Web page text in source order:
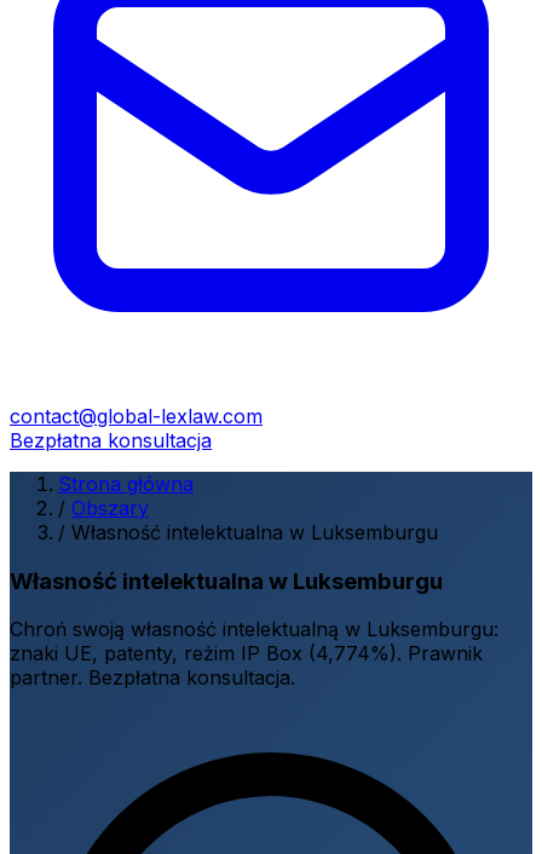
contact@global-lexlaw.com
Bezpłatna konsultacja
Strona główna
/ Obszary
/ Własność intelektualna w Luksemburgu
Własność intelektualna w Luksemburgu
Chroń swoją własność intelektualną w Luksemburgu:
znaki UE, patenty, reżim IP Box (4,774%). Prawnik
partner. Bezpłatna konsultacja.